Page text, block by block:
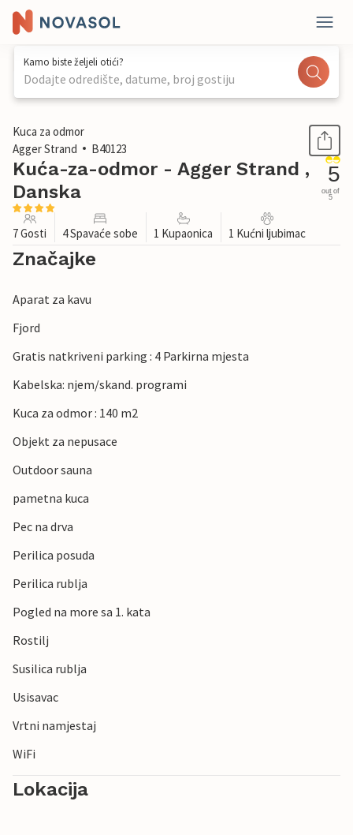
Kamo biste željeli otići?
Dodajte odredište, datume, broj gostiju
1 / 29
Kuca za odmor
Agger Strand
B40123
Kuća-za-odmor - Agger Strand ,
Danska
5
out of
5
7 Gosti 4 Spavaće sobe 1 Kupaonica 1 Kućni ljubimac
Značajke
Aparat za kavu
Fjord
Gratis natkriveni parking : 4 Parkirna mjesta
Kabelska: njem/skand. programi
Kuca za odmor : 140 m2
Objekt za nepusace
Outdoor sauna
pametna kuca
Pec na drva
Perilica posuda
Perilica rublja
Pogled na more sa 1. kata
Rostilj
Susilica rublja
Usisavac
Vrtni namjestaj
WiFi
Lokacija